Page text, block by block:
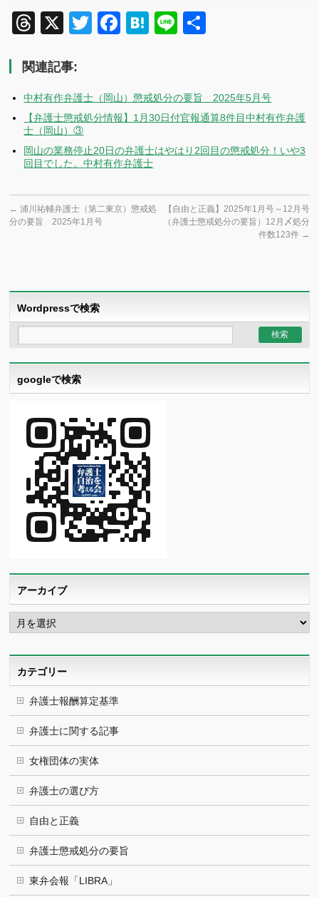
Threads
X TwitterFacebook
Hatena
Line
関連記事:
中村有作弁護士（岡山）懲戒処分の要旨 2025年5月号
【弁護士懲戒処分情報】1月30日付官報通算8件目中村有作弁護
士（岡山）③
岡山の業務停止20日の弁護士はやはり2回目の懲戒処分！いや3
回目でした。中村有作弁護士
← 浦川祐輔弁護士（第二東京）懲戒処
分の要旨 2025年1月号
【自由と正義】2025年1月号～12月号
（弁護士懲戒処分の要旨）12月〆処分
件数123件 →
Wordpressで検索
googleで検索
アーカイブ
ア
ー
カ
カテゴリー
弁護士報酬算定基準
弁護士に関する記事
女権団体の実体
弁護士の選び方
自由と正義
弁護士懲戒処分の要旨
東弁会報「LIBRA」